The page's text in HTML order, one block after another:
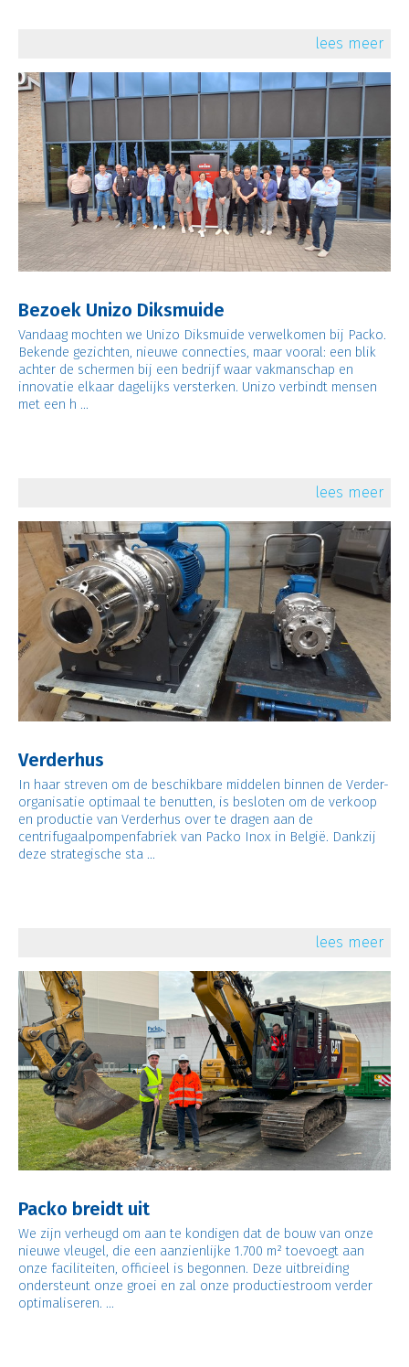
lees meer
Bezoek Unizo Diksmuide
Vandaag mochten we Unizo Diksmuide verwelkomen bij Packo.
Bekende gezichten, nieuwe connecties, maar vooral: een blik
achter de schermen bij een bedrijf waar vakmanschap en
innovatie elkaar dagelijks versterken. Unizo verbindt mensen
met een h ...
lees meer
Verderhus
In haar streven om de beschikbare middelen binnen de Verder-
organisatie optimaal te benutten, is besloten om de verkoop
en productie van Verderhus over te dragen aan de
centrifugaalpompenfabriek van Packo Inox in België. Dankzij
deze strategische sta ...
lees meer
Packo breidt uit
We zijn verheugd om aan te kondigen dat de bouw van onze
nieuwe vleugel, die een aanzienlijke 1.700 m² toevoegt aan
onze faciliteiten, officieel is begonnen. Deze uitbreiding
ondersteunt onze groei en zal onze productiestroom verder
optimaliseren. ...